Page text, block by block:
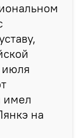
имел
на